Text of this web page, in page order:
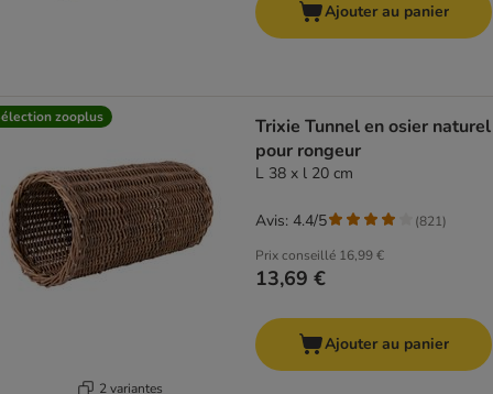
Ajouter au panier
zooplus
2 variantes
Trixie Tunnel en osier naturel
pour rongeur
L 38 x l 20 cm
Prix conseillé 16,99 €
13,69 €
Avis: 4.4/5 (821)
Ajouter au panier